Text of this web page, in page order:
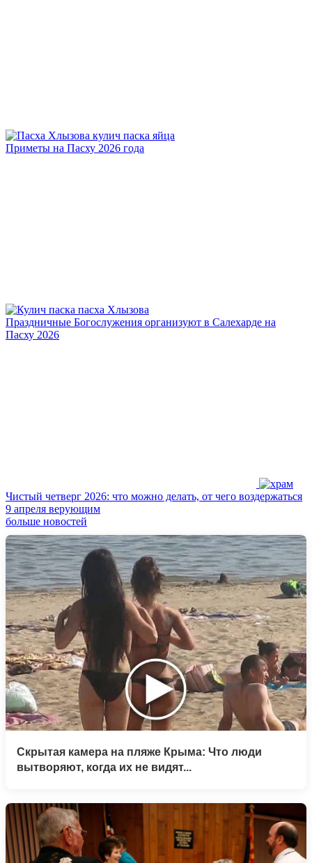
Приметы на Пасху 2026 года
Праздничные Богослужения организуют в Салехарде на
Пасху 2026
Чистый четверг 2026: что можно делать, от чего воздержаться
9 апреля верующим
больше новостей
Скрытая камера на пляже Крыма: Что люди
вытворяют, когда их не видят...